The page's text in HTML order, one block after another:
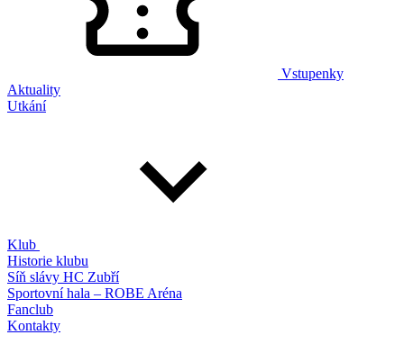
Vstupenky
Aktuality
Utkání
Klub
Historie klubu
Síň slávy HC Zubří
Sportovní hala – ROBE Aréna
Fanclub
Kontakty